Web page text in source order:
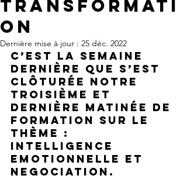
transformati
on
Dernière mise à jour : 25 déc. 2022
C’est la semaine
dernière que s’est
clôturée notre
troisième et
dernière matinée de
formation sur le
thème :
INTELLIGENCE
EMOTIONNELLE et
NEGOCIATION.